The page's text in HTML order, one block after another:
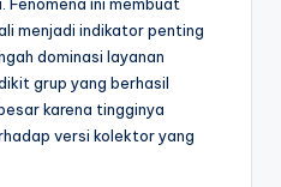
Fenomena ini membuat
menjadi indikator penting
dominasi layanan
grup yang berhasil
karena tingginya
versi kolektor yang